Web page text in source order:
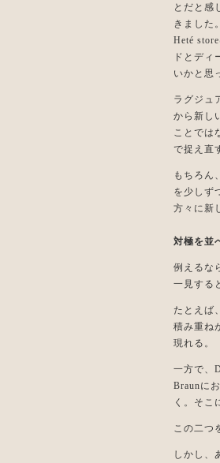
とだと感
きました。
Heté
ドとディ
いかと思
ラグジュ
から新し
ことでは
で捉え直
もちろん
を少しず
方々に新
対極を並
例えるな
一見する
たとえば
積み重ね
現れる。
一方で、
Braunに
く。そこ
この二つ
しかし、